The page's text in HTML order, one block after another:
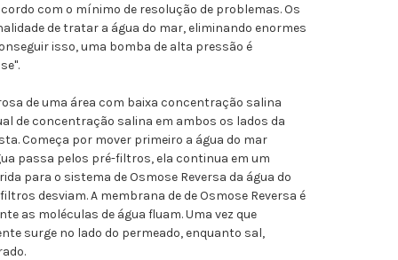
com o mínimo de resolução de problemas. Os
de tratar a água do mar, eliminando enormes
isso, uma bomba de alta pressão é
de uma área com baixa concentração salina
de concentração salina em ambos os lados da
Começa por mover primeiro a água do mar
passa pelos pré-filtros, ela continua em um
para o sistema de Osmose Reversa da água do
desviam. A membrana de de Osmose Reversa é
as moléculas de água fluam. Uma vez que
surge no lado do permeado, enquanto sal,